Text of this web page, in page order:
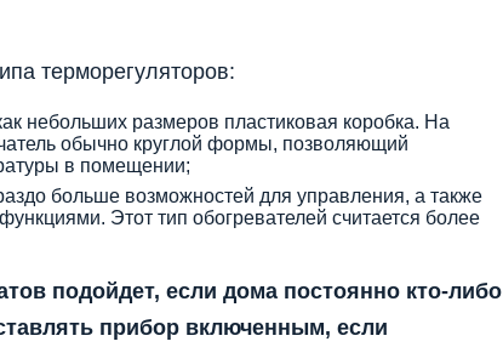
терморегуляторов:
небольших размеров пластиковая коробка. На
обычно круглой формы, позволяющий
в помещении;
больше возможностей для управления, а также
Этот тип обогревателей считается более
подойдет, если дома постоянно кто-либо
прибор включенным, если